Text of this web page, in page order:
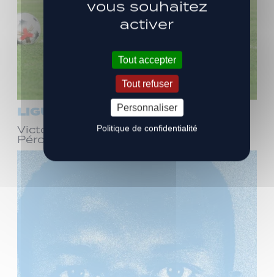
LIGUE 3
Victoire face à Bourg-en-Bresse
Péronnas (1-0)
vous souhaitez
activer
Tout accepter
Tout refuser
Personnaliser
Politique de confidentialité